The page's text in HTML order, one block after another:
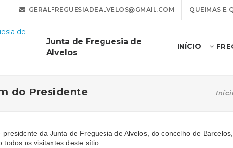
GERALFREGUESIADEALVELOS@GMAIL.COM QUEIMAS E
Junta de Freguesia de
Alvelos
INÍCIO
do Presidente
presidente da Junta de Freguesia de Alvelos, do concelho de
todos os visitantes deste sítio.